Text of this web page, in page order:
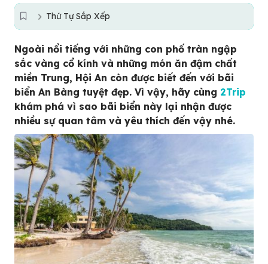
Thứ Tự Sắp Xếp
Ngoài nổi tiếng với những con phố tràn ngập
sắc vàng cổ kính và những món ăn đậm chất
miền Trung, Hội An còn được biết đến với bãi
biển An Bàng tuyệt đẹp. Vì vậy, hãy cùng 2Trip
khám phá vì sao bãi biển này lại nhận được
nhiều sự quan tâm và yêu thích đến vậy nhé.